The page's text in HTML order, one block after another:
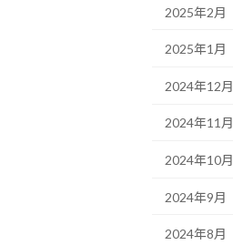
2025年2月
2025年1月
2024年12月
2024年11月
2024年10月
2024年9月
2024年8月